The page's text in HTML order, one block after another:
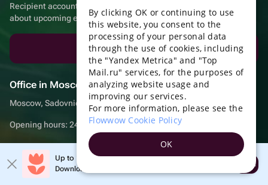
Recipient account, extra rewards for purchases and reminders
about upcoming events
Download the app
Office in Moscow
Moscow, Sadovnicheskaya embankment, 9, room 2/3
Opening hours: 24/7
© Flowwow, inc
Up to 10% off your first order
Download the app & get your promo
Open
ENGLISH
UKRAINIAN
PORTUGUESE
SPANISH
TURKISH
GERMAN
By clicking OK or continuing to use
this website, you consent to the
processing of your personal data
through the use of cookies, including
the "Yandex Metrica" and "Top
Mail.ru" services, for the purposes of
analyzing website usage and
improving our services.
For more information, please see the
Flowwow Cookie Policy
OK